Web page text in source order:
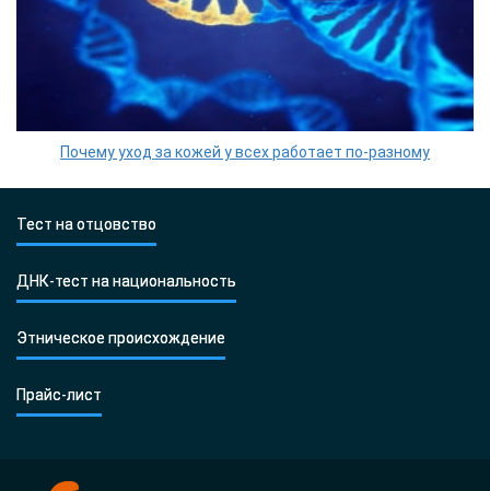
Почему уход за кожей у всех работает по-разному
Тест на отцовство
ДНК-тест на национальность
Этническое происхождение
Прайс-лист